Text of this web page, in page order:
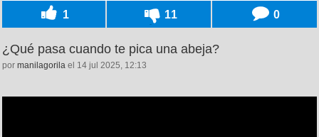
1 11 0
¿Qué pasa cuando te pica una abeja?
por manilagorila el 14 jul 2025, 12:13